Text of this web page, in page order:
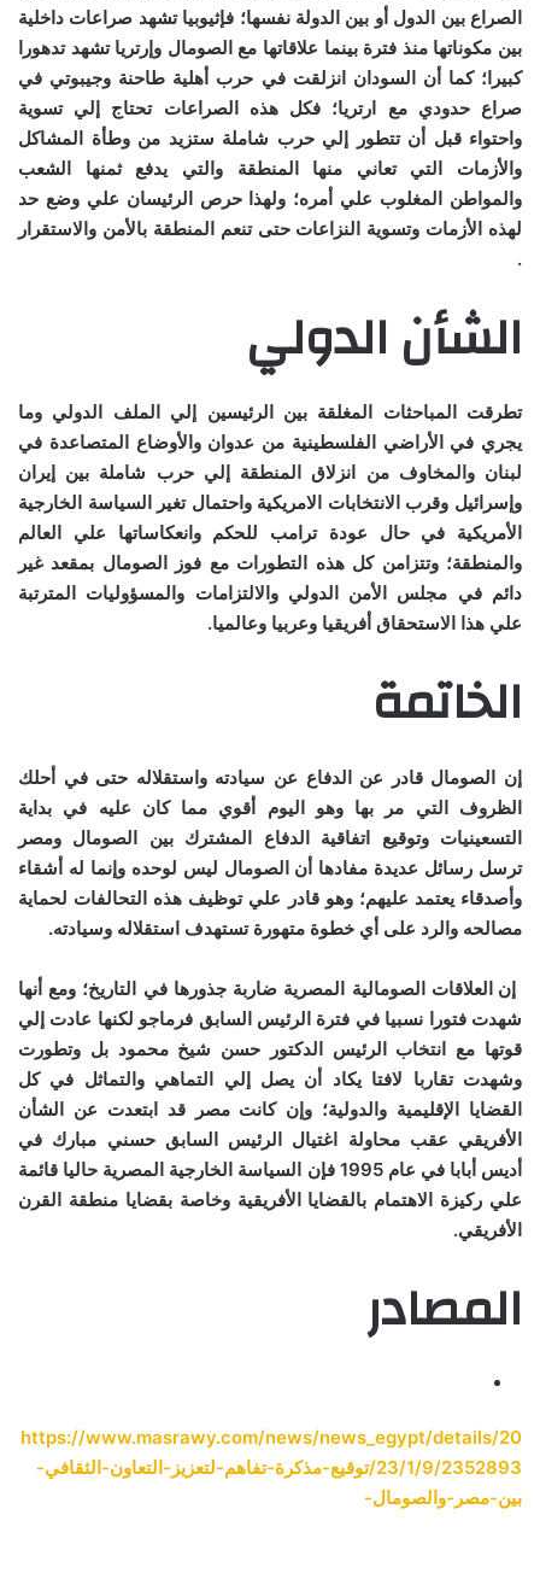
الصراع بين الدول أو بين الدولة نفسها؛ فإثيوبيا تشهد صراعات داخلية
بين مكوناتها منذ فترة بينما علاقاتها مع الصومال وإرتريا تشهد تدهورا
كبيرا؛ كما أن السودان انزلقت في حرب أهلية طاحنة وجيبوتي في
صراع حدودي مع ارتريا؛ فكل هذه الصراعات تحتاج إلي تسوية
واحتواء قبل أن تتطور إلي حرب شاملة ستزيد من وطأة المشاكل
والأزمات التي تعاني منها المنطقة والتي يدفع ثمنها الشعب
والمواطن المغلوب علي أمره؛ ولهذا حرص الرئيسان علي وضع حد
لهذه الأزمات وتسوية النزاعات حتى تنعم المنطقة بالأمن والاستقرار
.
الشأن الدولي
تطرقت المباحثات المغلقة بين الرئيسين إلي الملف الدولي وما
يجري في الأراضي الفلسطينية من عدوان والأوضاع المتصاعدة في
لبنان والمخاوف من انزلاق المنطقة إلي حرب شاملة بين إيران
وإسرائيل وقرب الانتخابات الامريكية واحتمال تغير السياسة الخارجية
الأمريكية في حال عودة ترامب للحكم وانعكاساتها علي العالم
والمنطقة؛ وتتزامن كل هذه التطورات مع فوز الصومال بمقعد غير
دائم في مجلس الأمن الدولي والالتزامات والمسؤوليات المترتبة
علي هذا الاستحقاق أفريقيا وعربيا وعالميا.
الخاتمة
إن الصومال قادر عن الدفاع عن سيادته واستقلاله حتى في أحلك
الظروف التي مر بها وهو اليوم أقوي مما كان عليه في بداية
التسعينيات وتوقيع اتفاقية الدفاع المشترك بين الصومال ومصر
ترسل رسائل عديدة مفادها أن الصومال ليس لوحده وإنما له أشقاء
وأصدقاء يعتمد عليهم؛ وهو قادر علي توظيف هذه التحالفات لحماية
مصالحه والرد على أي خطوة متهورة تستهدف استقلاله وسيادته.
إن العلاقات الصومالية المصرية ضاربة جذورها في التاريخ؛ ومع أنها
شهدت فتورا نسبيا في فترة الرئيس السابق فرماجو لكنها عادت إلي
قوتها مع انتخاب الرئيس الدكتور حسن شيخ محمود بل وتطورت
وشهدت تقاربا لافتا يكاد أن يصل إلي التماهي والتماثل في كل
القضايا الإقليمية والدولية؛ وإن كانت مصر قد ابتعدت عن الشأن
الأفريقي عقب محاولة اغتيال الرئيس السابق حسني مبارك في
أديس أبابا في عام1995 فإن السياسة الخارجية المصرية حاليا قائمة
علي ركيزة الاهتمام بالقضايا الأفريقية وخاصة بقضايا منطقة القرن
الأفريقي.
المصادر
https://www.masrawy.com/news/news_egypt/details/20
23/1/9/2352893/توقيع-مذكرة-تفاهم-لتعزيز-التعاون-الثقافي-
بين-مصر-والصومال-